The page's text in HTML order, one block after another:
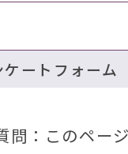
ケートフォーム
問：このペー